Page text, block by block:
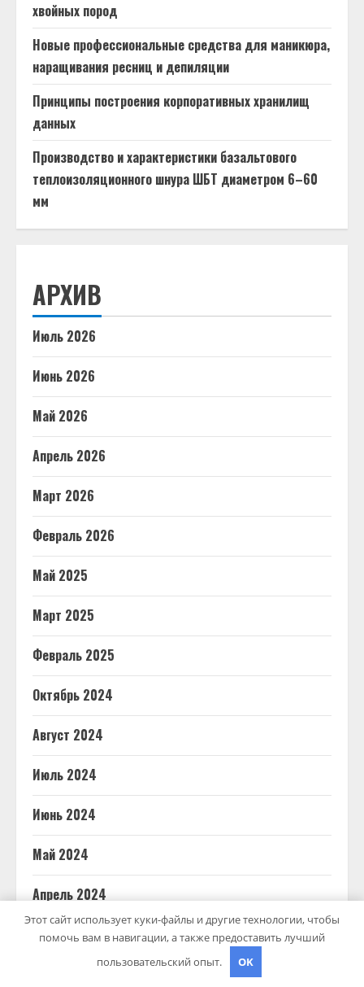
хвойных пород
Новые профессиональные средства для маникюра,
наращивания ресниц и депиляции
Принципы построения корпоративных хранилищ
данных
Производство и характеристики базальтового
теплоизоляционного шнура ШБТ диаметром 6–60
мм
АРХИВ
Июль 2026
Июнь 2026
Май 2026
Апрель 2026
Март 2026
Февраль 2026
Май 2025
Март 2025
Февраль 2025
Октябрь 2024
Август 2024
Июль 2024
Июнь 2024
Май 2024
Апрель 2024
Март 2024
Этот сайт использует куки-файлы и другие технологии, чтобы
помочь вам в навигации, а также предоставить лучший
пользовательский опыт.
OK